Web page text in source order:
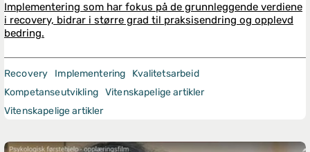
Implementering som har fokus på de grunnleggende verdiene
i recovery, bidrar i større grad til praksisendring og opplevd
bedring.
Recovery Implementering
Kvalitetsarbeid
Kompetanseutvikling Vitenskapelige artikler
Vitenskapelige artikler